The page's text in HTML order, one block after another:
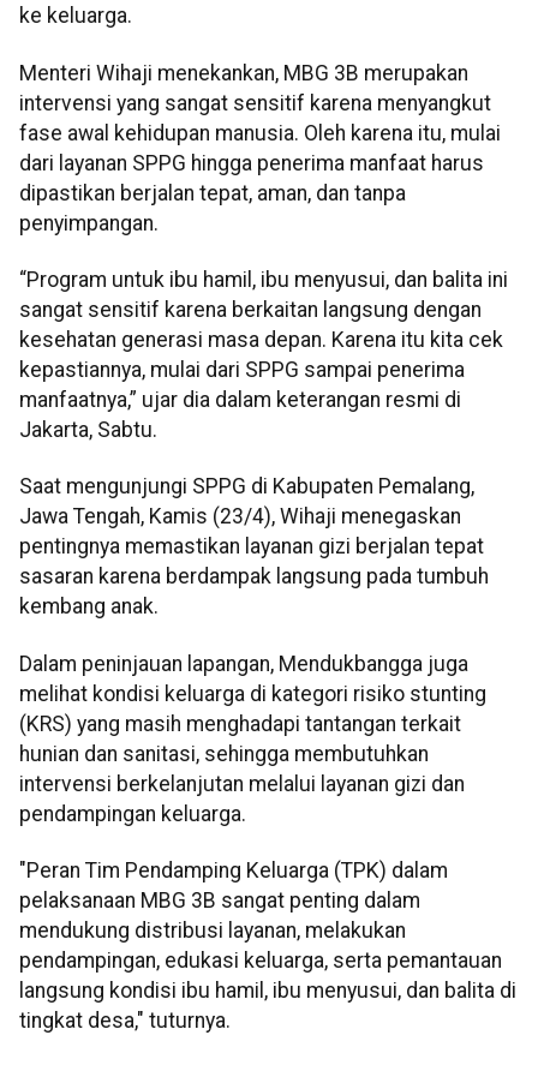
ke keluarga.
Menteri Wihaji menekankan, MBG 3B merupakan
intervensi yang sangat sensitif karena menyangkut
fase awal kehidupan manusia. Oleh karena itu, mulai
dari layanan SPPG hingga penerima manfaat harus
dipastikan berjalan tepat, aman, dan tanpa
penyimpangan.
“Program untuk ibu hamil, ibu menyusui, dan balita ini
sangat sensitif karena berkaitan langsung dengan
kesehatan generasi masa depan. Karena itu kita cek
kepastiannya, mulai dari SPPG sampai penerima
manfaatnya,” ujar dia dalam keterangan resmi di
Jakarta, Sabtu.
Saat mengunjungi SPPG di Kabupaten Pemalang,
Jawa Tengah, Kamis (23/4), Wihaji menegaskan
pentingnya memastikan layanan gizi berjalan tepat
sasaran karena berdampak langsung pada tumbuh
kembang anak.
Dalam peninjauan lapangan, Mendukbangga juga
melihat kondisi keluarga di kategori risiko stunting
(KRS) yang masih menghadapi tantangan terkait
hunian dan sanitasi, sehingga membutuhkan
intervensi berkelanjutan melalui layanan gizi dan
pendampingan keluarga.
"Peran Tim Pendamping Keluarga (TPK) dalam
pelaksanaan MBG 3B sangat penting dalam
mendukung distribusi layanan, melakukan
pendampingan, edukasi keluarga, serta pemantauan
langsung kondisi ibu hamil, ibu menyusui, dan balita di
tingkat desa," tuturnya.